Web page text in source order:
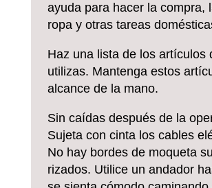
ayuda para hacer la compra,
ropa y otras tareas
Haz una lista de los artículos
utilizas. Mantenga estos
alcance de la mano.
Sin caídas después de la
Sujeta con cinta los cables
No hay bordes de moqueta
rizados. Utilice un andador